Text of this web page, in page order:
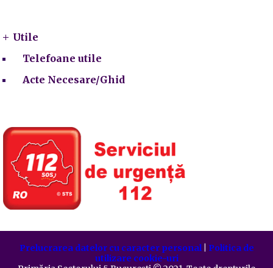
Utile
Telefoane utile
Acte Necesare/Ghid
Prelucrarea datelor cu caracter personal| Politica de
utilizare cookie-uri